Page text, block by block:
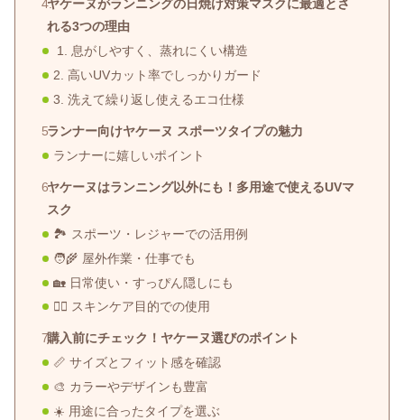
ヤケーヌがランニングの日焼け対策マスクに最適とさ
れる3つの理由
1. 息がしやすく、蒸れにくい構造
2. 高いUVカット率でしっかりガード
3. 洗えて繰り返し使えるエコ仕様
ランナー向けヤケーヌ スポーツタイプの魅力
ランナーに嬉しいポイント
ヤケーヌはランニング以外にも！多用途で使えるUVマ
スク
🏞 スポーツ・レジャーでの活用例
🧑‍🌾 屋外作業・仕事でも
🏡 日常使い・すっぴん隠しにも
💆‍♀️ スキンケア目的での使用
購入前にチェック！ヤケーヌ選びのポイント
📏 サイズとフィット感を確認
🎨 カラーやデザインも豊富
☀️ 用途に合ったタイプを選ぶ